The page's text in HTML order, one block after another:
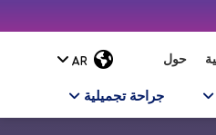
حول
جراحة تجميلية